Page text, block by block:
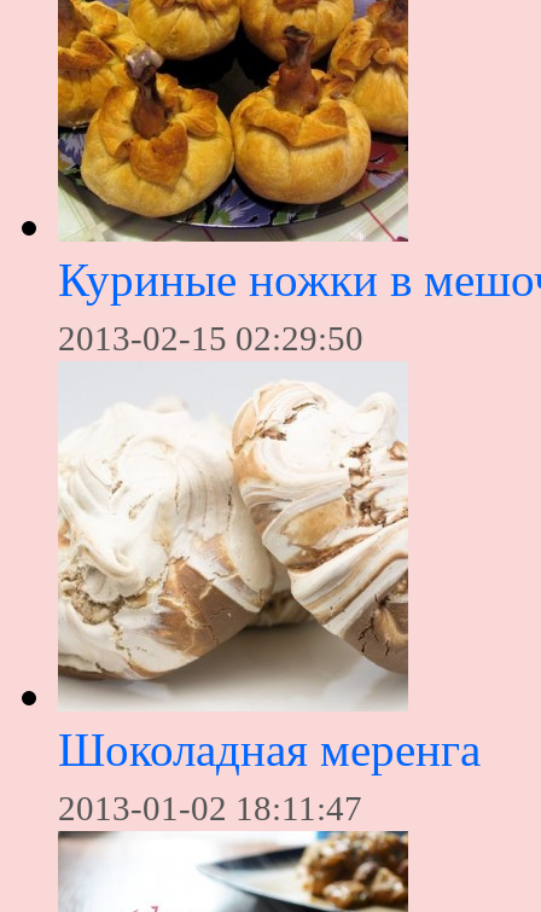
Куриные ножки в
2013-02-15 02:29:50
Шоколадная меренга
2013-01-02 18:11:47